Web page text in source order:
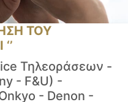
ΤΟΥ
Τηλεοράσεων -
- F&U) -
- Denon -